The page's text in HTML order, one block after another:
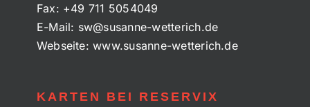
Fax: +49 711 5054049
E-Mail: sw@susanne-wetterich.de
Webseite:www.susanne-wetterich.de
KARTEN BEI RESERVIX